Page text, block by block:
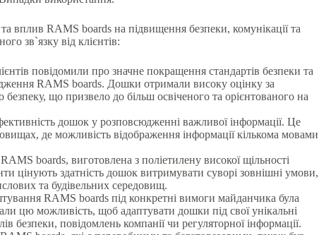
вплив RAMS boards на підвищення безпеки, комунікації та
зв`язку від клієнтів:
повідомили про значне покращення стандартів безпеки та
RAMS boards. Дошки отримали високу оцінку за
безпеку, що призвело до більш освіченого та орієнтованого на
дошок у розповсюдженні важливої інформації. Це
де можливість відображення інформації кількома мовами
boards, виготовлена з поліетилену високої щільності
цінують здатність дошок витримувати суворі зовнішні умови,
та будівельних середовищ.
RAMS boards під конкретні вимоги майданчика була
цю можливість, щоб адаптувати дошки під свої унікальні
безпеки, повідомлень компанії чи регуляторної інформації.